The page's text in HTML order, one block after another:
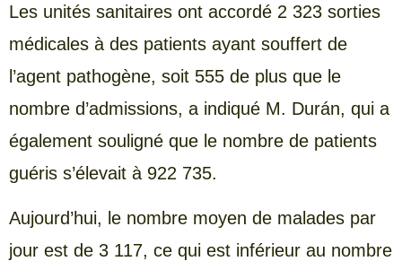
Les unités sanitaires ont accordé 2 323 sorties
médicales à des patients ayant souffert de
l’agent pathogène, soit 555 de plus que le
nombre d’admissions, a indiqué M. Durán, qui a
également souligné que le nombre de patients
guéris s’élevait à 922 735.
Aujourd’hui, le nombre moyen de malades par
jour est de 3 117, ce qui est inférieur au nombre